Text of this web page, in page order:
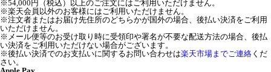
※54,000円（税込）以上のご注文にはご利用いただけません。
※楽天会員以外のお客様にはご利用いただけません。
※注文者またはお届け先住所のどちらかが国外の場合、後払い決済をご利用
いただけません。
※メール便等のお受け取り時に受領印や署名が不要な配送方法の場合、後払
い決済をご利用いただけない場合がございます。
※後払い決済でのお支払いに関するお問い合わせは楽天市場までご連絡 くだ
さい。